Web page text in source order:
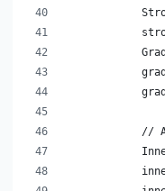
//